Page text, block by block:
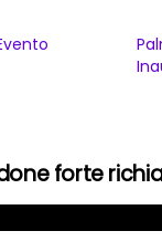
forte